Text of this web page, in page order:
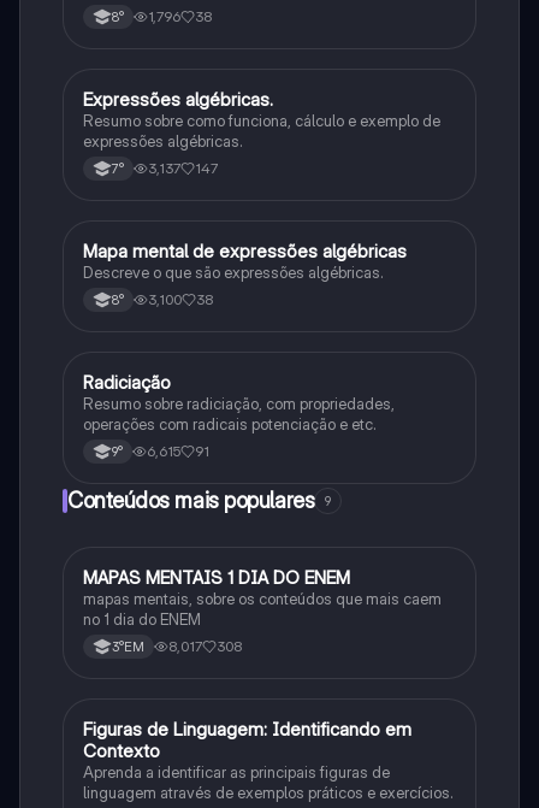
8° 1,796 38
Matematica
Expressões algébricas.
Resumo sobre como funciona, cálculo e exemplo de
expressões algébricas.
7° 3,137 147
Matematica
Mapa mental de expressões algébricas
Descreve o que são expressões algébricas.
8° 3,100 38
Matematica
Radiciação
Resumo sobre radiciação, com propriedades,
operações com radicais potenciação e etc.
9° 6,615 91
Conteúdos mais populares 9
Português
MAPAS MENTAIS 1 DIA DO ENEM
mapas mentais, sobre os conteúdos que mais caem
no 1 dia do ENEM
3°EM 8,017 308
FPortuguês
Figuras de Linguagem: Identificando em
Contexto
Aprenda a identificar as principais figuras de
linguagem através de exemplos práticos e exercícios.